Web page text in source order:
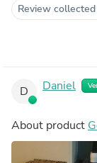
Review
D Daniel
About product